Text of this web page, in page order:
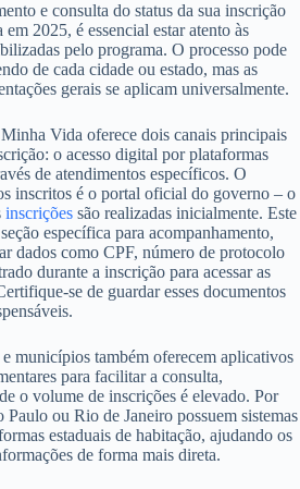
e consulta do status da sua inscrição
2025, é essencial estar atento às
pelo programa. O processo pode
de cada cidade ou estado, mas as
gerais se aplicam universalmente.
Vida oferece dois canais principais
o acesso digital por plataformas
de atendimentos específicos. O
inscritos é o portal oficial do governo – o
inscrições são realizadas inicialmente. Este
específica para acompanhamento,
dados como CPF, número de protocolo
durante a inscrição para acessar as
se de guardar esses documentos
municípios também oferecem aplicativos
para facilitar a consulta,
o volume de inscrições é elevado. Por
ou Rio de Janeiro possuem sistemas
estaduais de habitação, ajudando os
de forma mais direta.